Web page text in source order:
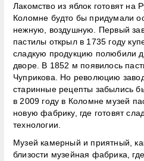
Лакомство из яблок готовят на
Коломне будто бы придумали
нежную, воздушную. Первый
пастилы открыл в 1735 году
сладкую продукцию полюбили
дворе. В 1852 м появилось
Чуприкова. Но революцию
старинные рецепты забылись
в 2009 году в Коломне музей
новую фабрику, где готовят
технологии.
Музей камерный и приятный,
близости музейная фабрика,